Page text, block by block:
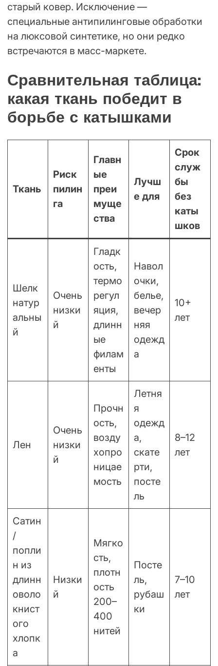
старый ковер. Исключение —
специальные антипилинговые обработки
на люксовой синтетике, но они редко
встречаются в масс-маркете.
Сравнительная таблица:
какая ткань победит в
борьбе с катышками
Ткань
Риск
пилин
га
Главн
ые
преи
муще
ства
Лучш
е для
Срок
служ
бы
без
каты
шков
Шелк
натур
альны
й
Очень
низки
й
Гладк
ость,
термо
регул
яция,
длинн
ые
филам
енты
Навол
очки,
белье,
вечер
няя
одежд
а
10+
лет
Лен
Очень
низки
й
Прочн
ость,
возду
хопро
ницае
мость
Летня
я
одежд
а,
скате
рти,
посте
ль
8–12
лет
Сатин
/
попли
н из
длинн
оволо
книст
ого
хлопк
а
Низки
й
Мягко
сть,
плотн
ость
200–
400
нитей
Посте
ль,
рубаш
ки
7–10
лет